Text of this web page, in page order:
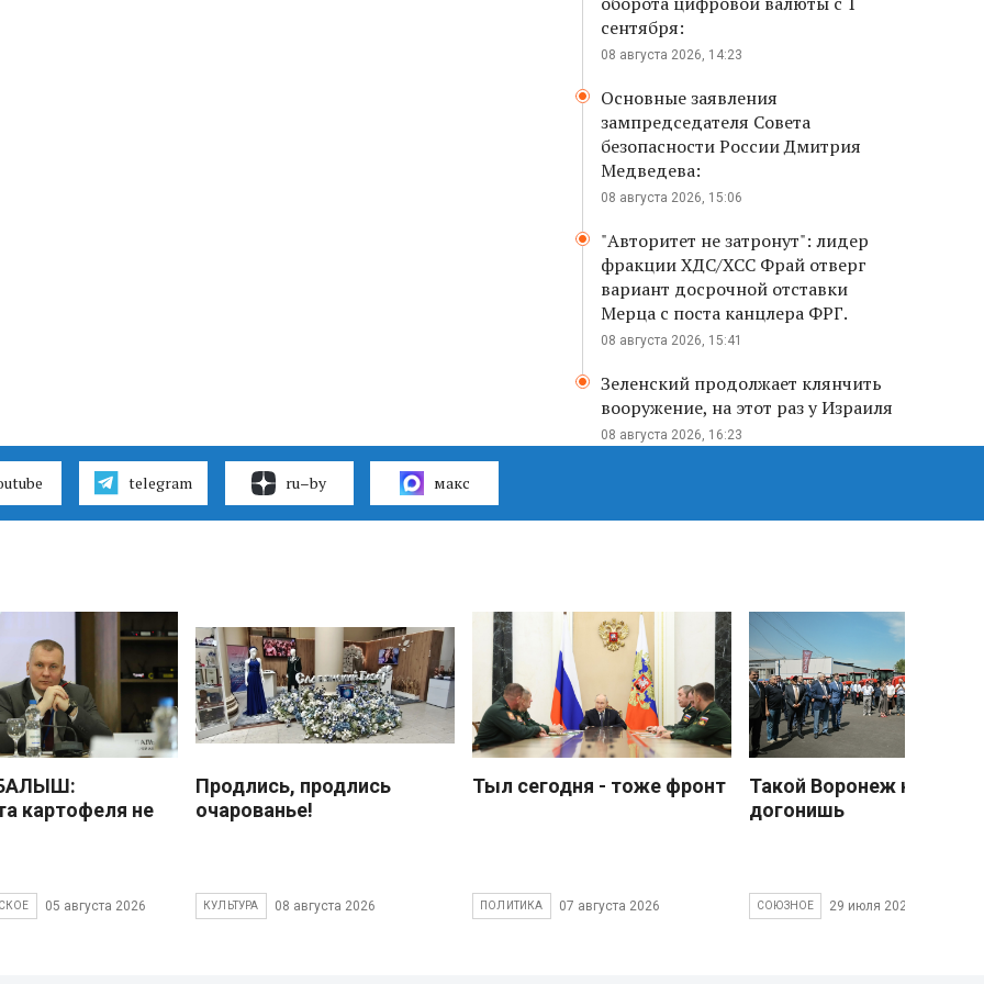
сентября:
08 августа 2026, 14:23
Основные заявления
зампредседателя Совета
безопасности России Дмитрия
Медведева:
08 августа 2026, 15:06
"Авторитет не затронут": лидер
фракции ХДС/ХСС Фрай отверг
вариант досрочной отставки
Мерца с поста канцлера ФРГ.
08 августа 2026, 15:41
Зеленский продолжает клянчить
вооружение, на этот раз у Израиля
08 августа 2026, 16:23
telegram ru–by макс
картофеля не
05 августа 2026
Продлись, продлись
очарованье!
КУЛЬТУРА 08 августа 2026
Тыл сегодня - тоже фронт
ПОЛИТИКА 07 августа 2026
Такой Воронеж не
догонишь
СОЮЗНОЕ 29 июля 2026